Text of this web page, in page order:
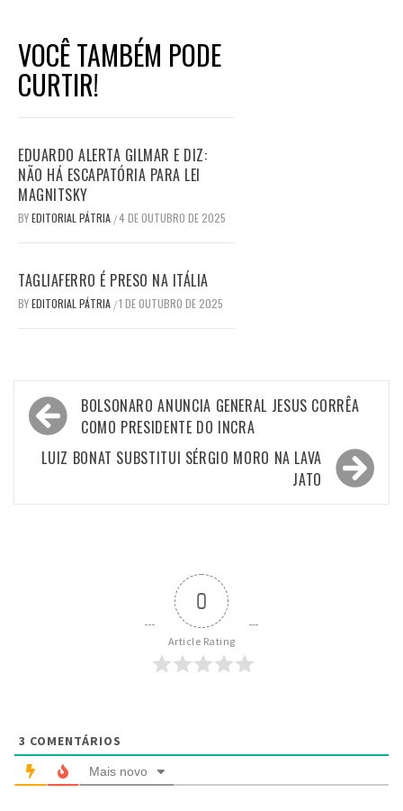
VOCÊ TAMBÉM PODE
CURTIR!
EDUARDO ALERTA GILMAR E DIZ:
NÃO HÁ ESCAPATÓRIA PARA LEI
MAGNITSKY
BYEDITORIAL PÁTRIA /4 DE OUTUBRO DE 2025
TAGLIAFERRO É PRESO NA ITÁLIA
BYEDITORIAL PÁTRIA /1 DE OUTUBRO DE 2025
Navegação
de
Post
BOLSONARO ANUNCIA GENERAL JESUS CORRÊA
COMO PRESIDENTE DO INCRA
LUIZ BONAT SUBSTITUI SÉRGIO MORO NA LAVA
JATO
0
Article Rating
3 COMENTÁRIOS
Mais novo